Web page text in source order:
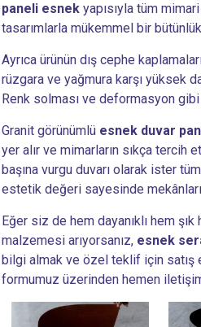
paneli esnek yapısıyla tüm
tasarımlarla mükemmel bir
Ayrıca ürünün dış cephe
rüzgara ve yağmura karşı yüksek
Renk solması ve deformasyon
Granit görünümlü esnek duvar
yer alır ve mimarların sıkça
başına vurgu duvarı olarak ister
estetik değeri sayesinde
Eğer siz de hem dayanıklı hem
malzemesi arıyorsanız, esnek
bilgi almak ve özel teklif için
formumuz üzerinden hemen